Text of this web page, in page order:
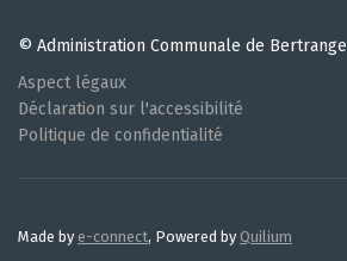
© Administration Communale de Bertrange
Aspect légaux
Déclaration sur l'accessibilité
Politique de confidentialité
Made by e-connect, Powered by Quilium